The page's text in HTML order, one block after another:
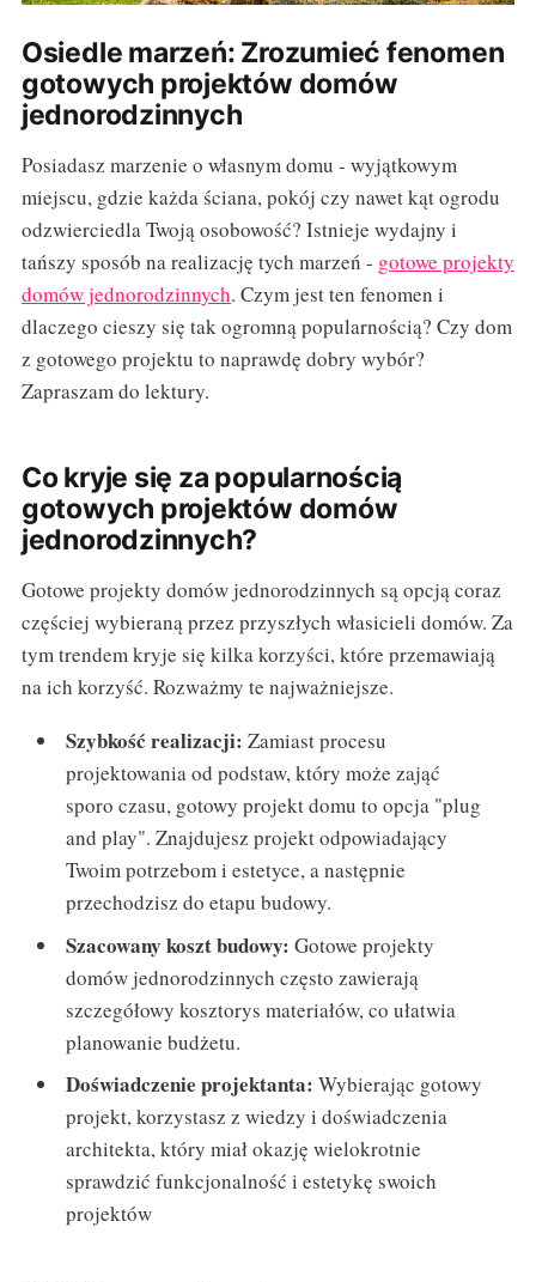
Osiedle marzeń: Zrozumieć fenomen
gotowych projektów domów
jednorodzinnych
Posiadasz marzenie o własnym domu - wyjątkowym
miejscu, gdzie każda ściana, pokój czy nawet kąt ogrodu
odzwierciedla Twoją osobowość? Istnieje wydajny i
tańszy sposób na realizację tych marzeń - gotowe projekty
domów jednorodzinnych. Czym jest ten fenomen i
dlaczego cieszy się tak ogromną popularnością? Czy dom
z gotowego projektu to naprawdę dobry wybór?
Zapraszam do lektury.
Co kryje się za popularnością
gotowych projektów domów
jednorodzinnych?
Gotowe projekty domów jednorodzinnych są opcją coraz
częściej wybieraną przez przyszłych własicieli domów. Za
tym trendem kryje się kilka korzyści, które przemawiają
na ich korzyść. Rozważmy te najważniejsze.
Szybkość realizacji: Zamiast procesu
projektowania od podstaw, który może zająć
sporo czasu, gotowy projekt domu to opcja "plug
and play". Znajdujesz projekt odpowiadający
Twoim potrzebom i estetyce, a następnie
przechodzisz do etapu budowy.
Szacowany koszt budowy: Gotowe projekty
domów jednorodzinnych często zawierają
szczegółowy kosztorys materiałów, co ułatwia
planowanie budżetu.
Doświadczenie projektanta: Wybierając gotowy
projekt, korzystasz z wiedzy i doświadczenia
architekta, który miał okazję wielokrotnie
sprawdzić funkcjonalność i estetykę swoich
projektów